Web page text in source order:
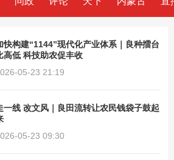
快构建“1144”现代化产业体系｜良种擂台
比高低 科技助农促丰收
05-23 21:19
一线 改文风｜良田流转让农民钱袋子鼓起
05-23 09:30